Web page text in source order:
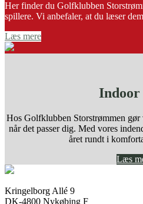
Her finder du Golfklubben
spillere. Vi anbefaler, at du læser
Læs mere
Hos Golfklubben Storstrømmen
når det passer dig. Med vores
året rundt i
Læs
Kringelborg Allé 9
DK-4800 Nykøbing F